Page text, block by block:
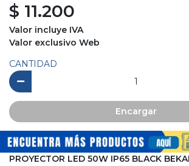
$ 11.200
Valor incluye IVA
Valor exclusivo Web
CANTIDAD
Encargar
PROYECTOR LED 50W IP65 BLACK